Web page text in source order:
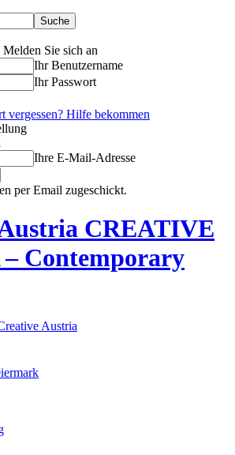
Sie sich an
Ihr Benutzername
Ihr Passwort
vergessen? Hilfe bekommen
Ihre E-Mail-Adresse
per Email zugeschickt.
CREATIVE
Contemporary